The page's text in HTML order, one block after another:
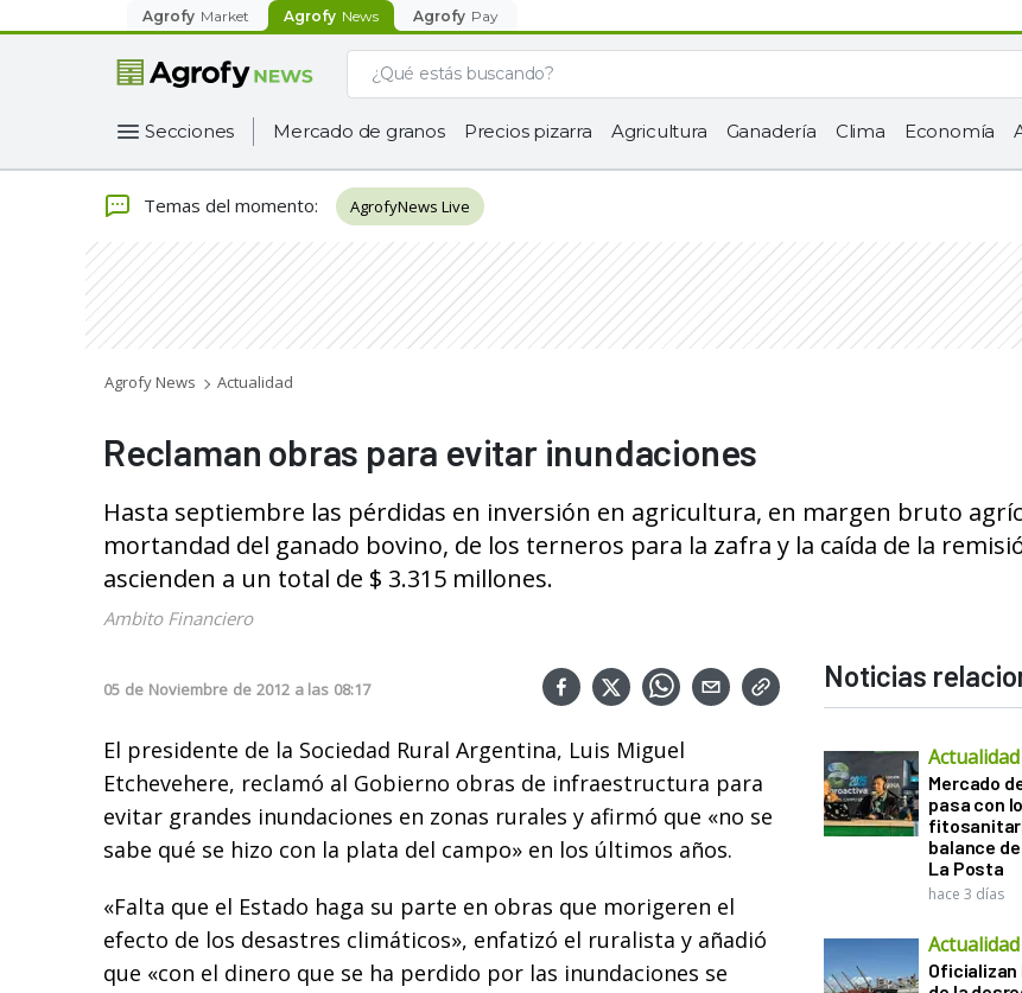
Agrofy Market Agrofy News Agrofy Pay
Secciones Mercado de granos Precios pizarra Agricultura Ganadería Clima Economía
Temas del momento: AgrofyNews Live
Agrofy News Actualidad
Reclaman obras para evitar inundaciones
Hasta septiembre las pérdidas en inversión en agricultura, en margen bruto
mortandad del ganado bovino, de los terneros para la zafra y la caída de la
ascienden a un total de $ 3.315 millones.
Ambito Financiero
05 de Noviembre de 2012 a las 08:17
El presidente de la Sociedad Rural Argentina, Luis Miguel
Etchevehere, reclamó al Gobierno obras de infraestructura para
evitar grandes inundaciones en zonas rurales y afirmó que «no se
sabe qué se hizo con la plata del campo» en los últimos años.
«Falta que el Estado haga su parte en obras que morigeren el
efecto de los desastres climáticos», enfatizó el ruralista y añadió
que «con el dinero que se ha perdido por las inundaciones se
Noticias
Actualidad
Mercado
pasa con
balance
La Posta
hace 3 días
Actualidad
Oficializan